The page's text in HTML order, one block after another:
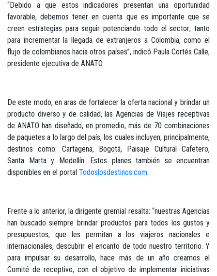
“Debido a que estos indicadores presentan una oportunidad
favorable, debemos tener en cuenta que es importante que se
creen estrategias para seguir potenciando todo el sector; tanto
para incrementar la llegada de extranjeros a Colombia, como el
flujo de colombianos hacia otros países”, indicó Paula Cortés Calle,
presidente ejecutiva de ANATO.
De este modo, en aras de fortalecer la oferta nacional y brindar un
producto diverso y de calidad, las Agencias de Viajes receptivas
de ANATO han diseñado, en promedio, más de 70 combinaciones
de paquetes a lo largo del país, los cuales incluyen, principalmente,
destinos como: Cartagena, Bogotá, Paisaje Cultural Cafetero,
Santa Marta y Medellín. Estos planes también se encuentran
disponibles en el portal Todoslosdestinos.com.
Frente a lo anterior, la dirigente gremial resalta: “nuestras Agencias
han buscado siempre brindar productos para todos los gustos y
presupuestos, que les permitan a los viajeros nacionales e
internacionales, descubrir el encanto de todo nuestro territorio. Y
para impulsar su desarrollo, hace más de un año creamos el
Comité de receptivo, con el objetivo de implementar iniciativas